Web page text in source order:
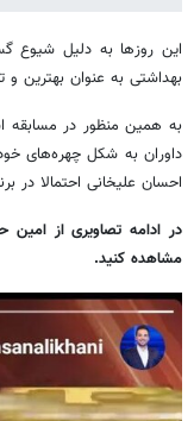
این روزها به دلیل شیوع
بهداشتی به عنوان بهترین و
به همین منظور در مسابقه
داوران به شکل چهره‌های
احسان علیخانی احتمالا در
در ادامه تصاویری از
مشاهده کنید.